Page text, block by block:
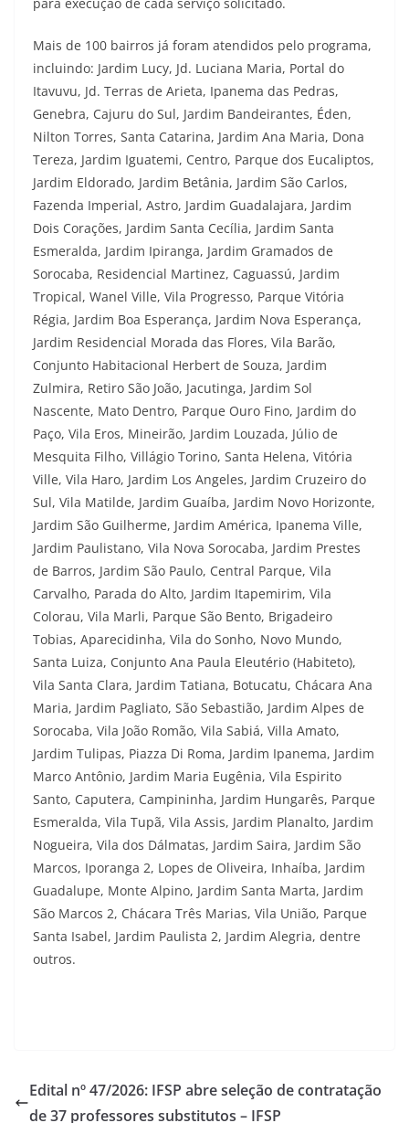
Mais de 100 bairros já foram atendidos pelo programa,
incluindo: Jardim Lucy, Jd. Luciana Maria, Portal do
Itavuvu, Jd. Terras de Arieta, Ipanema das Pedras,
Genebra, Cajuru do Sul, Jardim Bandeirantes, Éden,
Nilton Torres, Santa Catarina, Jardim Ana Maria, Dona
Tereza, Jardim Iguatemi, Centro, Parque dos Eucaliptos,
Jardim Eldorado, Jardim Betânia, Jardim São Carlos,
Fazenda Imperial, Astro, Jardim Guadalajara, Jardim
Dois Corações, Jardim Santa Cecília, Jardim Santa
Esmeralda, Jardim Ipiranga, Jardim Gramados de
Sorocaba, Residencial Martinez, Caguassú, Jardim
Tropical, Wanel Ville, Vila Progresso, Parque Vitória
Régia, Jardim Boa Esperança, Jardim Nova Esperança,
Jardim Residencial Morada das Flores, Vila Barão,
Conjunto Habitacional Herbert de Souza, Jardim
Zulmira, Retiro São João, Jacutinga, Jardim Sol
Nascente, Mato Dentro, Parque Ouro Fino, Jardim do
Paço, Vila Eros, Mineirão, Jardim Louzada, Júlio de
Mesquita Filho, Villágio Torino, Santa Helena, Vitória
Ville, Vila Haro, Jardim Los Angeles, Jardim Cruzeiro do
Sul, Vila Matilde, Jardim Guaíba, Jardim Novo Horizonte,
Jardim São Guilherme, Jardim América, Ipanema Ville,
Jardim Paulistano, Vila Nova Sorocaba, Jardim Prestes
de Barros, Jardim São Paulo, Central Parque, Vila
Carvalho, Parada do Alto, Jardim Itapemirim, Vila
Colorau, Vila Marli, Parque São Bento, Brigadeiro
Tobias, Aparecidinha, Vila do Sonho, Novo Mundo,
Santa Luiza, Conjunto Ana Paula Eleutério (Habiteto),
Vila Santa Clara, Jardim Tatiana, Botucatu, Chácara Ana
Maria, Jardim Pagliato, São Sebastião, Jardim Alpes de
Sorocaba, Vila João Romão, Vila Sabiá, Villa Amato,
Jardim Tulipas, Piazza Di Roma, Jardim Ipanema, Jardim
Marco Antônio, Jardim Maria Eugênia, Vila Espirito
Santo, Caputera, Campininha, Jardim Hungarês, Parque
Esmeralda, Vila Tupã, Vila Assis, Jardim Planalto, Jardim
Nogueira, Vila dos Dálmatas, Jardim Saira, Jardim São
Marcos, Iporanga 2, Lopes de Oliveira, Inhaíba, Jardim
Guadalupe, Monte Alpino, Jardim Santa Marta, Jardim
São Marcos 2, Chácara Três Marias, Vila União, Parque
Santa Isabel, Jardim Paulista 2, Jardim Alegria, dentre
outros.
Edital nº 47/2026: IFSP abre seleção de contratação
de 37 professores substitutos – IFSP